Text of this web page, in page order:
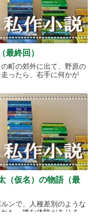
最終回）
町の郊外に出て、野原の
ったら、右手に何かが
（仮名）の物語（最
ンで、人種差別のような
れた、嫌な体験がありま